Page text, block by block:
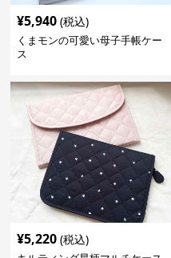
¥5,940 (税込)
くまモンの可愛い母子手帳ケー
ス
¥5,220 (税込)